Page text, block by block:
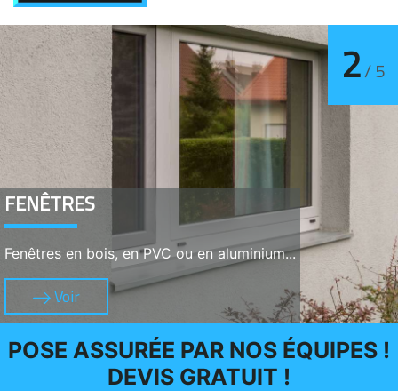
2/ 5
FENÊTRES
Fenêtres en bois, en PVC ou en aluminium...
Voir
POSE ASSURÉE PAR NOS ÉQUIPES !
DEVIS GRATUIT !